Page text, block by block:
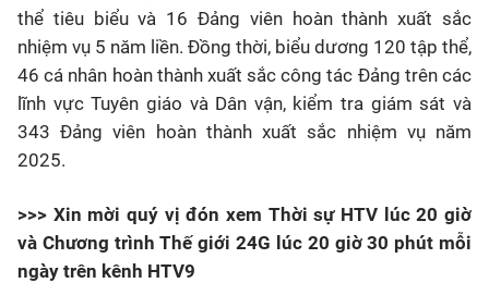
thể tiêu biểu và 16 Đảng viên hoàn thành xuất sắc
nhiệm vụ 5 năm liền. Đồng thời, biểu dương 120 tập thể,
46 cá nhân hoàn thành xuất sắc công tác Đảng trên các
lĩnh vực Tuyên giáo và Dân vận, kiểm tra giám sát và
343 Đảng viên hoàn thành xuất sắc nhiệm vụ năm
2025.
>>> Xin mời quý vị đón xem Thời sự HTV lúc 20 giờ
và Chương trình Thế giới 24G lúc 20 giờ 30 phút mỗi
ngày trên kênh HTV9